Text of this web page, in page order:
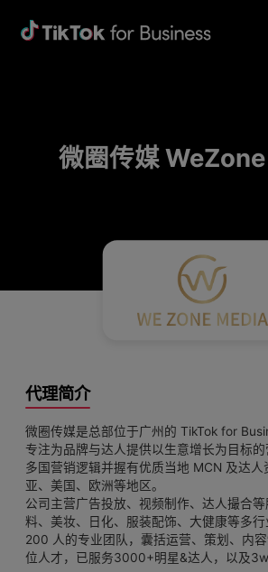
微圈传媒
代理简介
微圈传媒是总部位于广州的 TikTok for
专注为品牌与达人提供以生意增长为目标
多国营销逻辑并握有优质当地 MCN 及达人
亚、美国、欧洲等地区。
公司主营广告投放、视频制作、达人撮合
料、美妆、日化、服装配饰、大健康等多
200 人的专业团队，囊括运营、策划、内
位人才，已服务3000+明星&达人，以及